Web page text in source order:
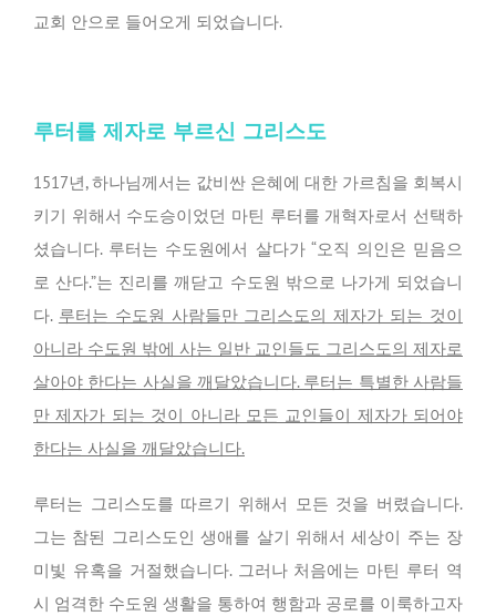
교회 안으로 들어오게 되었습니다.
루터를 제자로 부르신 그리스도
1517년, 하나님께서는 값비싼 은혜에 대한 가르침을 회복시
키기 위해서 수도승이었던 마틴 루터를 개혁자로서 선택하
셨습니다. 루터는 수도원에서 살다가 “오직 의인은 믿음으
로 산다.”는 진리를 깨닫고 수도원 밖으로 나가게 되었습니
다. 루터는 수도원 사람들만 그리스도의 제자가 되는 것이
아니라 수도원 밖에 사는 일반 교인들도 그리스도의 제자로
살아야 한다는 사실을 깨달았습니다. 루터는 특별한 사람들
만 제자가 되는 것이 아니라 모든 교인들이 제자가 되어야
한다는 사실을 깨달았습니다.
루터는 그리스도를 따르기 위해서 모든 것을 버렸습니다.
그는 참된 그리스도인 생애를 살기 위해서 세상이 주는 장
미빛 유혹을 거절했습니다. 그러나 처음에는 마틴 루터 역
시 엄격한 수도원 생활을 통하여 행함과 공로를 이룩하고자